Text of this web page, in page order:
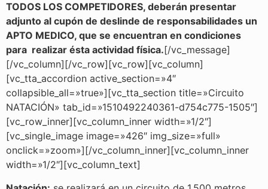
TODOS LOS COMPETIDORES, deberán presentar
adjunto al cupón de deslinde de responsabilidades un
APTO MEDICO, que se encuentran en condiciones
para realizar ésta actividad física.[/vc_message]
[/vc_column][/vc_row][vc_row][vc_column]
[vc_tta_accordion active_section=»4″
collapsible_all=»true»][vc_tta_section title=»Circuito
NATACIÓN» tab_id=»1510492240361-d754c775-1505″]
[vc_row_inner][vc_column_inner width=»1/2″]
[vc_single_image image=»426″ img_size=»full»
onclick=»zoom»][/vc_column_inner][vc_column_inner
width=»1/2″][vc_column_text]